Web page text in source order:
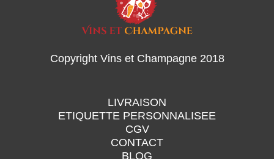
Copyright Vins et Champagne 2018
LIVRAISON
ETIQUETTE PERSONNALISEE
CGV
CONTACT
BLOG